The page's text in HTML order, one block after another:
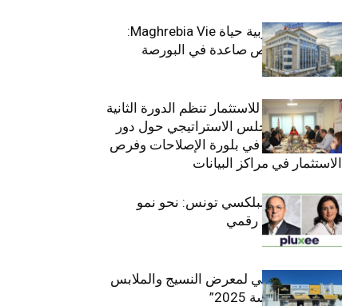
التأمينات المغربية حياة Maghrebia Vie:
فاعل رائد بفرص صاعدة في البورصة
(+34.8%)
الهيئة التونسية للاستثمار تنظم الدورة الثانية
والعشرين للمجلس الاستراتيجي حول دور
القطاع الخاص في بلورة الإصلاحات وفرص
الاستثمار في مراكز البيانات
قيادة مزدوجة لبلكسي تونس: نحو نمو
متسارع وتحول رقمي
الافتتاح الرسمي لمعرض النسيج والملابس
“إنترتكس سوسة 2025”